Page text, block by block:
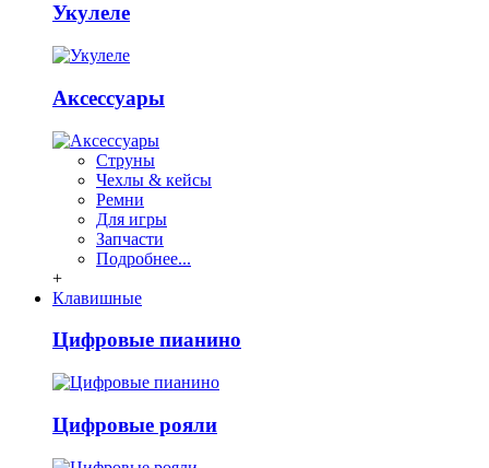
Укулеле
Аксессуары
Струны
Чехлы & кейсы
Ремни
Для игры
Запчасти
Подробнее...
+
Клавишные
Цифровые пианино
Цифровые рояли